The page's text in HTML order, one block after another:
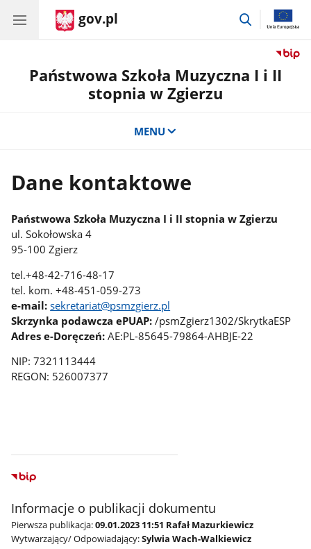
gov.pl
przejdź
Państwowa Szkoła Muzyczna I i II
stopnia w Zgierzu
MENU
Dane kontaktowe
Państwowa Szkoła Muzyczna I i II stopnia w Zgierzu
ul. Sokołowska 4
95-100 Zgierz
tel.+48-42-716-48-17
tel. kom. +48-451-059-273
e-mail: sekretariat@psmzgierz.pl
Skrzynka podawcza ePUAP: /psmZgierz1302/SkrytkaESP
Adres e-Doręczeń:AE:PL-85645-79864-AHBJE-22
NIP: 7321113444
REGON: 526007377
Informacje o publikacji dokumentu
Pierwsza publikacja:09.01.2023 11:51 Rafał Mazurkiewicz
Wytwarzający/ Odpowiadający:Sylwia Wach-Walkiewicz